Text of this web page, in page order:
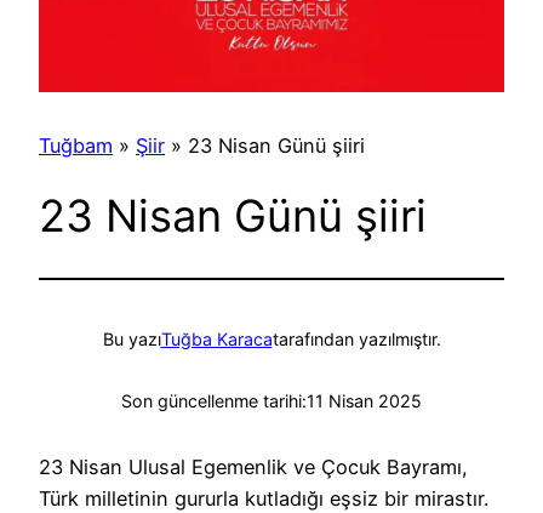
Tuğbam » Şiir » 23 Nisan Günü şiiri
23 Nisan Günü şiiri
Bu yazıTuğba Karacatarafından yazılmıştır.
Son güncellenme tarihi:11 Nisan 2025
23 Nisan Ulusal Egemenlik ve Çocuk Bayramı,
Türk milletinin gururla kutladığı eşsiz bir mirastır.